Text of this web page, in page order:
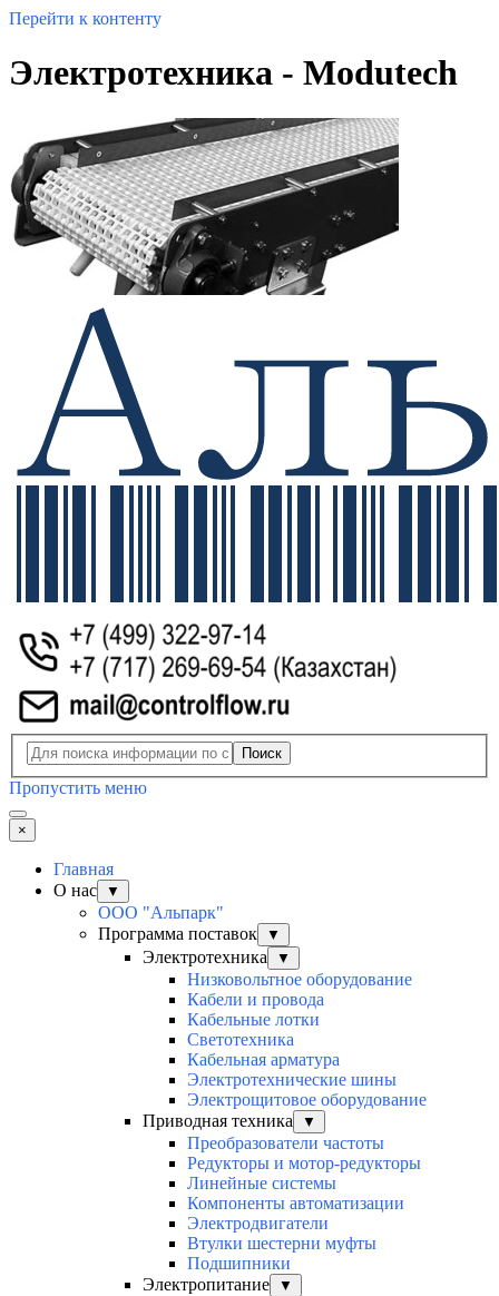
Перейти к контенту
Электротехника - Modutech
Поиск
Пропустить меню
×
Главная
О нас
▼
ООО "Альпарк"
Программа поставок
▼
Электротехника ▼
Низковольтное оборудование
Кабели и провода
Кабельные лотки
Светотехника
Кабельная арматура
Электротехнические шины
Электрощитовое оборудование
Приводная техника
▼
Преобразователи частоты
Редукторы и мотор-редукторы
Линейные системы
Компоненты автоматизации
Электродвигатели
Втулки шестерни муфты
Подшипники
Электропитание
▼